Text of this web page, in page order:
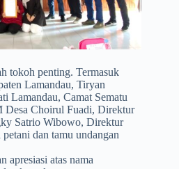
tokoh penting. Termasuk
Lamandau, Tiryan
Lamandau, Camat Sematu
Desa Choirul Fuadi, Direktur
Satrio Wibowo, Direktur
dan tamu undangan
apresiasi atas nama